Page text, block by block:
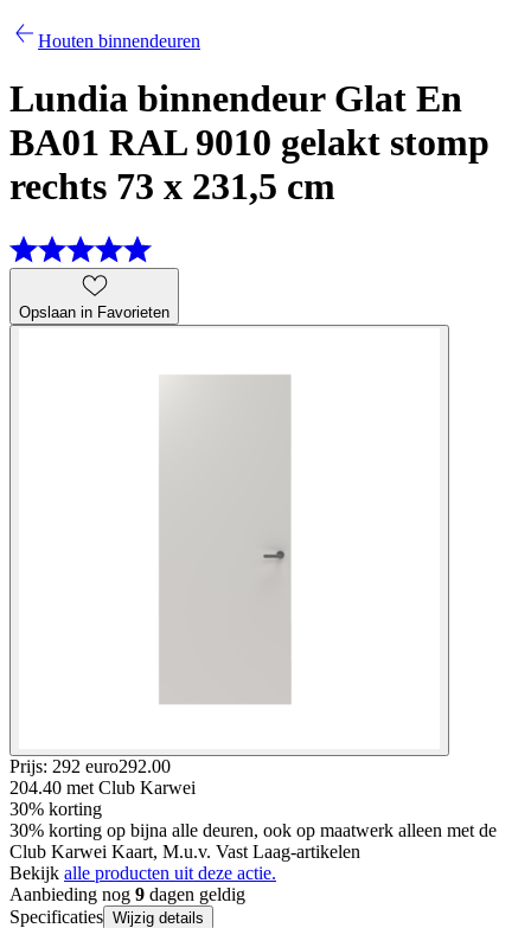
Houten binnendeuren
Lundia binnendeur Glat En
BA01 RAL 9010 gelakt stomp
rechts 73 x 231,5 cm
Opslaan in Favorieten
Prijs: 292 euro292.00
204.40 met Club Karwei
30% korting
30% korting op bijna alle deuren, ook op maatwerk alleen met de
Club Karwei Kaart, M.u.v. Vast Laag-artikelen
Bekijk alle producten uit deze actie.
Aanbieding nog 9 dagen geldig
Specificaties Wijzig details